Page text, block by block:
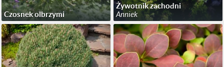
Czosnek olbrzymi
Żywotnik zachodni
Anniek